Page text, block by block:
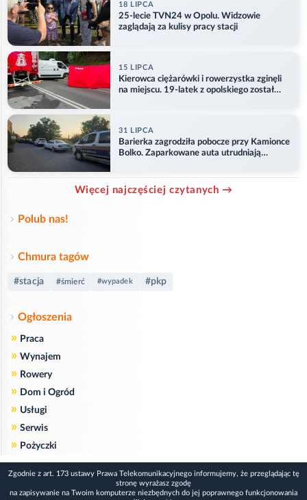
18 LIPCA
25-lecie TVN24 w Opolu. Widzowie
zaglądają za kulisy pracy stacji
15 LIPCA
Kierowca ciężarówki i rowerzystka zginęli
na miejscu. 19-latek z opolskiego został
31 LIPCA
Barierka zagrodziła pobocze przy Kamionce
Bolko. Zaparkowane auta utrudniają
Więcej najczęściej czytanych →
Polub nas!
Chmura tagów
#stacja #śmierć #wypadek #pkp
Ogłoszenia
» Praca
» Wynajem
» Rowery
» Dom i Ogród
» Usługi
» Serwis
» Pożyczki
Zgodnie z art. 173 ustawy Prawa Telekomunikacyjnego informujemy, że przeglądając tę
stronę wyrażasz zgodę
na zapisywanie na Twoim komputerze niezbędnych do jej poprawnego funkcjonowania